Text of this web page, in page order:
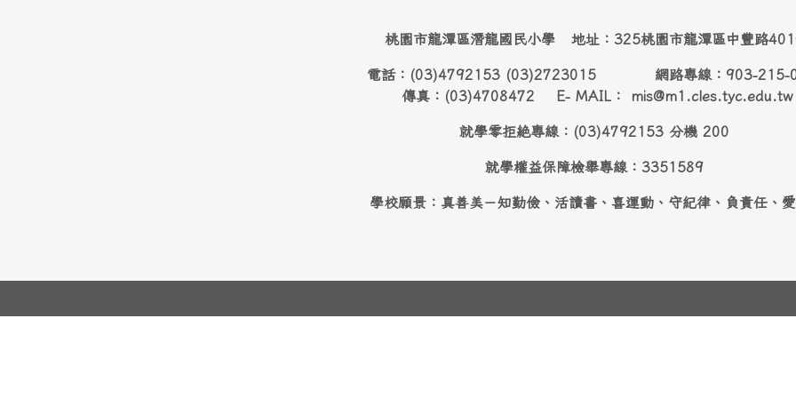
桃園市龍潭區潛龍國民小學 地址：325桃園市龍潭區中豐路
電話：(03)4792153 (03)2723015 網路專線：903-215-
傳真：(03)4708472 E- MAIL： mis@m1.cles.tyc.edu.tw
就學零拒絶專線：(03)4792153 分機 200
就學權益保障檢舉專線：3351589
學校願景：真善美－知勤儉、活讀書、喜運動、守紀律、負責任、